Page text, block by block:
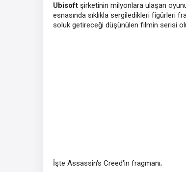
Ubisoft şirketinin milyonlara ulaşan
esnasında sıklıkla sergiledikleri figürleri
soluk getireceği düşünülen filmin serisi
İşte Assassin's Creed'in fragmanı;